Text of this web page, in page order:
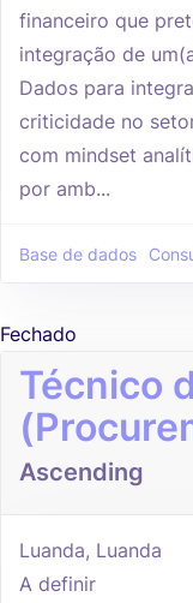
financeiro que
integração de
Dados para
criticidade no
com mindset
por amb...
Base de dados
Fechado
Técnico
Ascending
Luanda, Luanda
A definir